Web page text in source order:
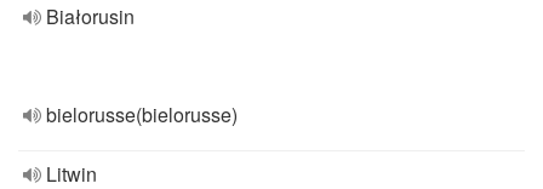
Białorusin
bielorusse(bielorusse)
Litwin